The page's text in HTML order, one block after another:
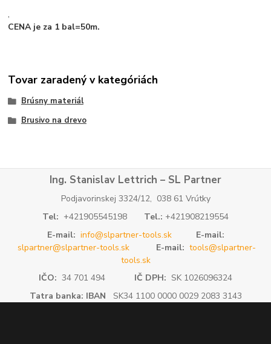
,
CENA je za 1 bal=50m.
Tovar zaradený v kategóriách
Brúsny materiál
Brusivo na drevo
Ing. Stanislav Lettrich – SL Partner
Podjavorinskej 3324/12, 038 61 Vrútky
Tel: +421905545198 Tel.: +421908219554
E-mail: info@slpartner-tools.sk
E-mail:
slpartner@slpartner-tools.sk
E-mail: tools@slpartner-
tools.sk
IČO: 34 701 494 IČ DPH: SK 1026096324
Tatra banka: IBAN SK34 1100 0000 0029 2083 3143